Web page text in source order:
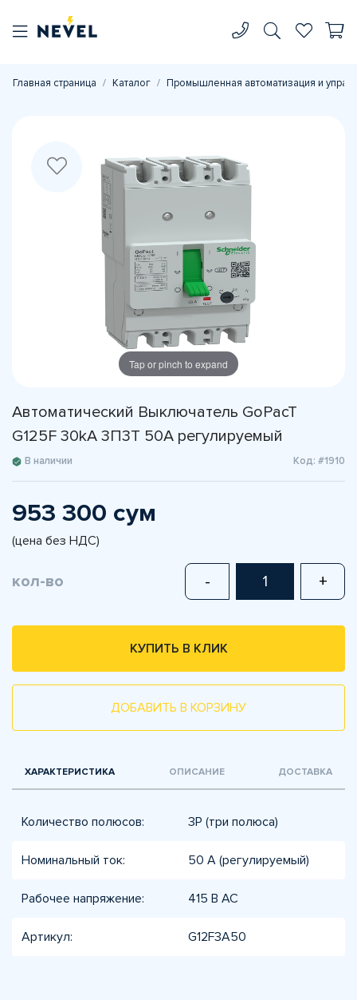
Главная страница Каталог Промышленная автоматизация и
Tap or pinch to expand
Автоматический Выключатель GoPacT
G125F 30kA 3П3Т 50A регулируемый
В наличии Код: #1910
953 300 сум
(цена без НДС)
кол-во - +
КУПИТЬ В КЛИК
ДОБАВИТЬ В КОРЗИНУ
ХАРАКТЕРИСТИКА ОПИСАНИЕ ДОСТАВКА
Количество полюсов: 3P (три полюса)
Номинальный ток: 50 А (регулируемый)
Рабочее напряжение: 415 В AC
Артикул: G12F3A50